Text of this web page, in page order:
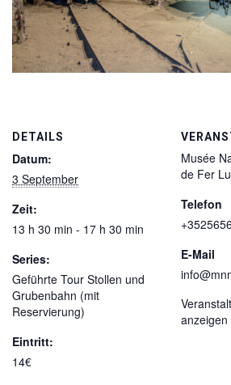
DETAILS
Datum:
3 September
Zeit:
13 h 30 min - 17 h 30 min
Series:
Geführte Tour Stollen und
Grubenbahn (mit
Reservierung)
Eintritt:
14€
Musée
de Fer
Telefon
E-Mail
anzeigen